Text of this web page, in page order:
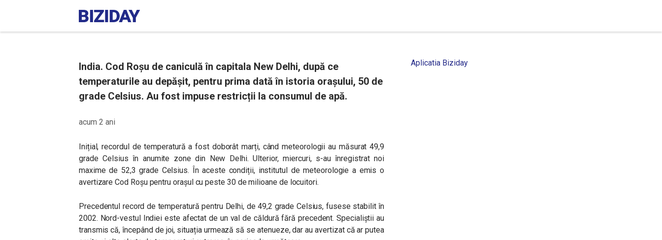
India. Cod Roșu de caniculă în capitala New Delhi, după ce
temperaturile au depășit, pentru prima dată în istoria orașului, 50 de
grade Celsius. Au fost impuse restricții la consumul de apă.
acum 2 ani
Inițial, recordul de temperatură a fost doborât marți, când meteorologii au măsurat 49,9
grade Celsius în anumite zone din New Delhi. Ulterior, miercuri, s-au înregistrat noi
maxime de 52,3 grade Celsius. În aceste condiții, institutul de meteorologie a emis o
avertizare Cod Roșu pentru orașul cu peste 30 de milioane de locuitori.
Precedentul record de temperatură pentru Delhi, de 49,2 grade Celsius, fusese stabilit în
2002. Nord-vestul Indiei este afectat de un val de căldură fără precedent. Specialiștii au
transmis că, începând de joi, situația urmează să se atenueze, dar au avertizat că ar putea
Aplicatia Biziday